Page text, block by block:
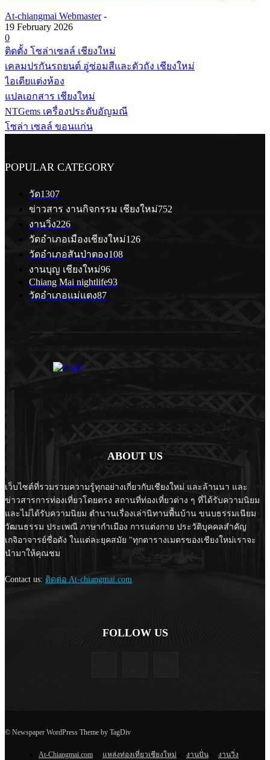
At-chiangmai Webmaster -
19 February 2026
0
ติดตั้ง โซล่าเซลล์ เชียงใหม่
เคลมปรกันรถยนต์ อู่ซ่อมสีและตัวถัง เชียงใหม่
ไอเดียแต่งห้อง
แปลเอกสาร เชียงใหม่
NTGems เครื่องประดับอัญมณี
โซล่า เซลล์ ขอนแก่น
POPULAR CATEGORY
วัด1307
ข่าวสาร งานกิจกรรม เชียงใหม่752
งานวิ่ง226
วัดอำเภอเมืองเชียงใหม่126
วัดอำเภอสันป่าตอง108
งานบุญ เชียงใหม่96
Chiang Mai nightlife93
วัดอำเภอแม่แตง87
ABOUT US
เว็บไซต์ที่รวมรวมความรู้ทุกอย่างเกี่ยวกับเชียงใหม่ และล้านนา และ
ข่าวสารการท่องเที่ยวโดยตรง สถานที่ท่องเที่ยวต่าง ๆ ที่ได้รับความนิยม
และไม่ได้รับความนิยม ตำนานเรื่องเล่านิทานพื้นบ้าน ขนบธรรมเนียม
วัฒนธรรม ประเพณี ภาษากำเมือง การแต่งกาย ประวัติบุคคลสำคัญ
เกจิอาจารย์ชื่อดัง ในแต่ละยุคสมัย "ทุกตารางเมตรของเชียงใหม่เราจะ
นำมาให้คุณชม
Contact us: ติดต่อ At-chiangmai.com
FOLLOW US
© Newspaper WordPress Theme by TagDiv
At-Chiangmai.com แหล่งท่องเที่ยวเชียงใหม่ งานปั่น งานวิ่ง